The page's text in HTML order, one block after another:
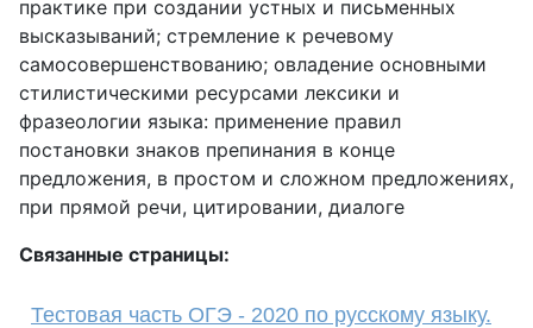
практике при создании устных и письменных
высказываний; стремление к речевому
самосовершенствованию; овладение основными
стилистическими ресурсами лексики и
фразеологии языка: применение правил
постановки знаков препинания в конце
предложения, в простом и сложном предложениях,
при прямой речи, цитировании, диалоге
Связанные страницы:
Тестовая часть ОГЭ - 2020 по русскому языку.